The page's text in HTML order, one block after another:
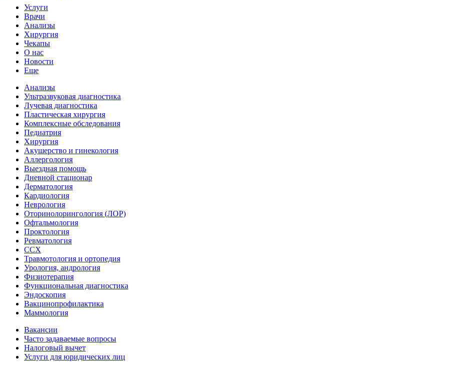
Услуги
Врачи
Анализы
Хирургия
Чекапы
О нас
Новости
Еще
Анализы
Ультразвуковая диагностика
Лучевая диагностика
Пластическая хирургия
Комплексные обследования
Педиатрия
Хирургия
Акушерство и гинекология
Аллергология
Выездная помощь
Дневной стационар
Дерматология
Кардиология
Неврология
Оторинолорингология (ЛОР)
Офтальмология
Проктология
Ревматология
ССХ
Травмотология и ортопедия
Урология, андрология
Физиотерапия
Функциональная диагностика
Эндоскопия
Вакцинопрофилактика
Маммология
Вакансии
Часто задаваемые вопросы
Налоговый вычет
Услуги для юридических лиц